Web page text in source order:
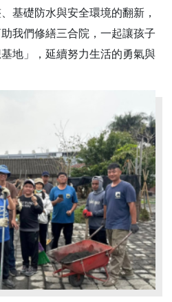
基礎防水與安全環境的翻新，
我們修繕三合院，一起讓孩子
地」，延續努力生活的勇氣與